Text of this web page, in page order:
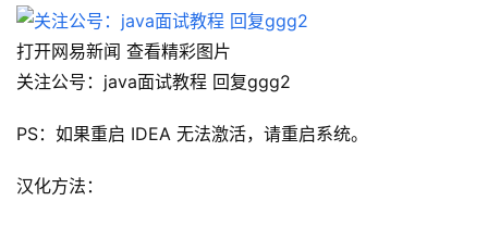
打开网易新闻 查看精彩图片
关注公号：java面试教程 回复ggg2
PS：如果重启 IDEA 无法激活，请重启系统。
汉化方法：